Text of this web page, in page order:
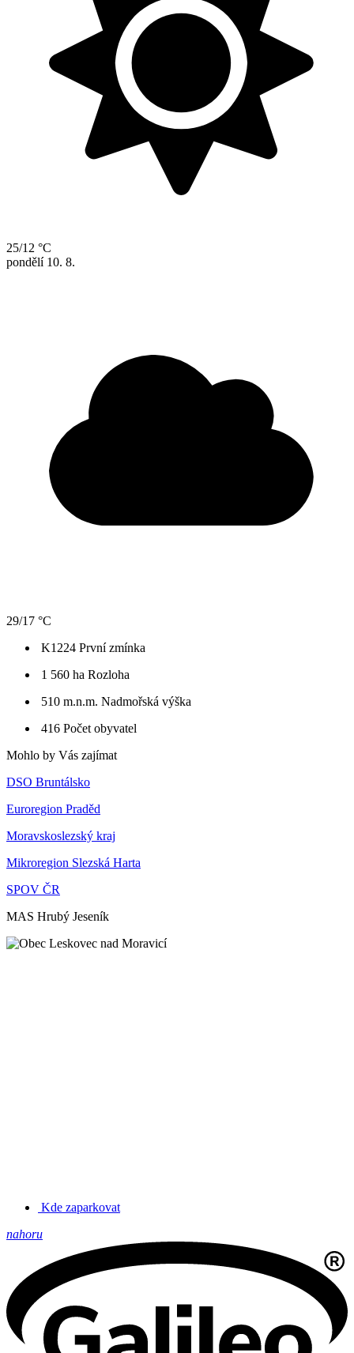
25/12 °C
pondělí 10. 8.
29/17 °C
K1224 První zmínka
1 560 ha Rozloha
510 m.n.m. Nadmořská výška
416 Počet obyvatel
Mohlo by Vás zajímat
DSO Bruntálsko
Euroregion Praděd
Moravskoslezský kraj
Mikroregion Slezská Harta
SPOV ČR
MAS Hrubý Jeseník
Kde zaparkovat
nahoru